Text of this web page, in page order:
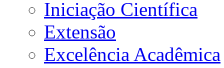
Iniciação Científica
Extensão
Excelência Acadêmica